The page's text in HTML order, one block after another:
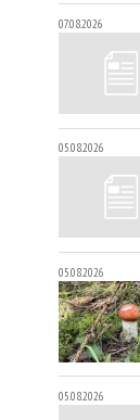
07.08.2026
05.08.2026
05.08.2026
05.08.2026